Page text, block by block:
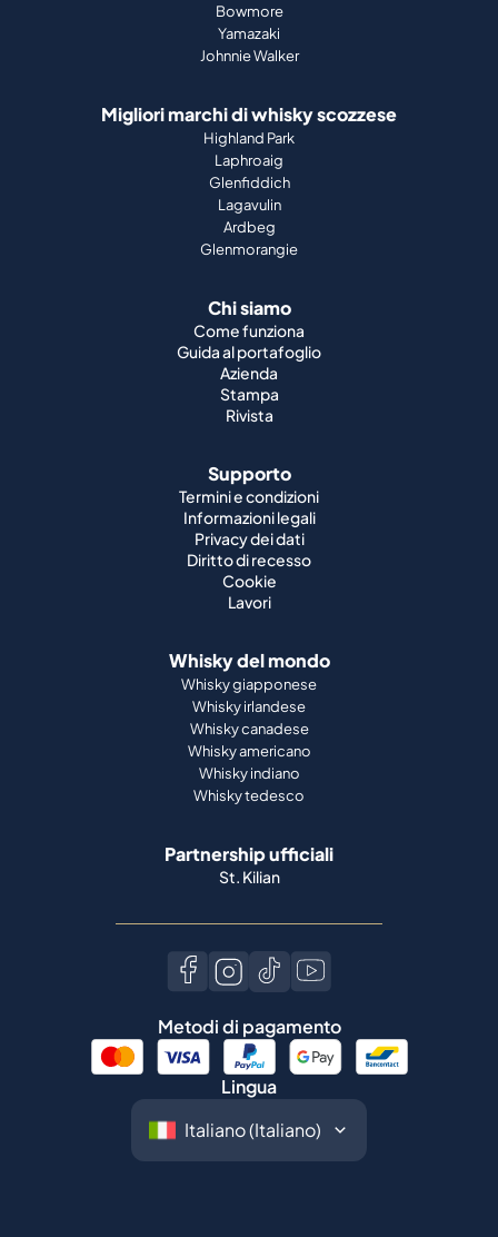
Bowmore
Yamazaki
Johnnie Walker
Migliori marchi di whisky scozzese
Highland Park
Laphroaig
Glenfiddich
Lagavulin
Ardbeg
Glenmorangie
Chi siamo
Come funziona
Guida al portafoglio
Azienda
Stampa
Rivista
Supporto
Termini e condizioni
Informazioni legali
Privacy dei dati
Diritto di recesso
Cookie
Lavori
Whisky del mondo
Whisky giapponese
Whisky irlandese
Whisky canadese
Whisky americano
Whisky indiano
Whisky tedesco
Partnership ufficiali
St. Kilian
Metodi di pagamento
Lingua